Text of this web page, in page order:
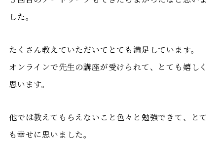
した。
たくさん教えていただいてとても満足しています。
オンラインで先生の講座が受けられて、とても嬉しく
思います。
他では教えてもらえないこと色々と勉強できて、とて
も幸せに思いました。